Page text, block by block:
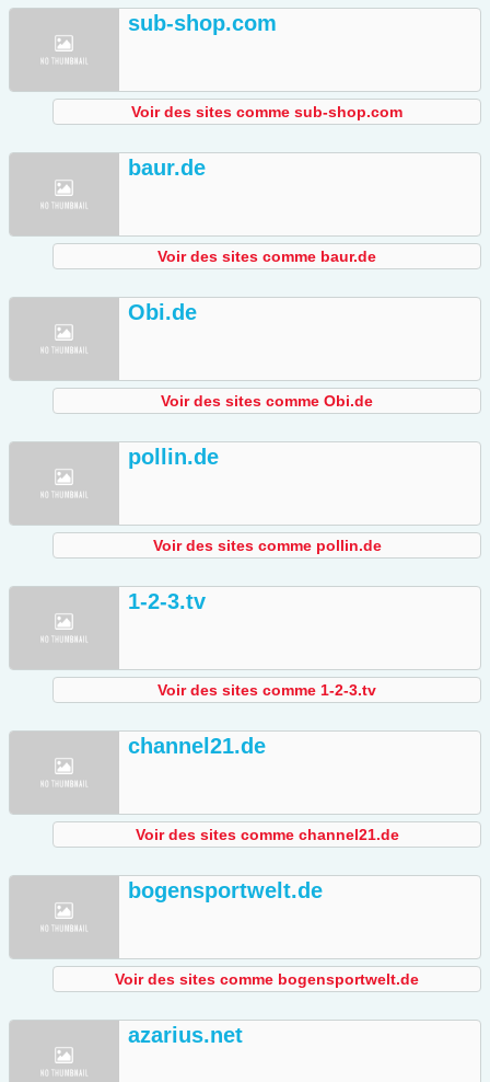
sub-shop.com
Voir des sites comme sub-shop.com
baur.de
Voir des sites comme baur.de
Obi.de
Voir des sites comme Obi.de
pollin.de
Voir des sites comme pollin.de
1-2-3.tv
Voir des sites comme 1-2-3.tv
channel21.de
Voir des sites comme channel21.de
bogensportwelt.de
Voir des sites comme bogensportwelt.de
azarius.net